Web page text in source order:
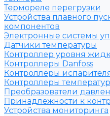
Термореле перегрузки
Устройства плавного
компонентов
Электронные системы
Датчики температуры
Контроллер уровня
Контроллеры Danfoss
Контроллеры
Контроллеры
Преобразователи
Принадлежности к
Устройства мониторинга